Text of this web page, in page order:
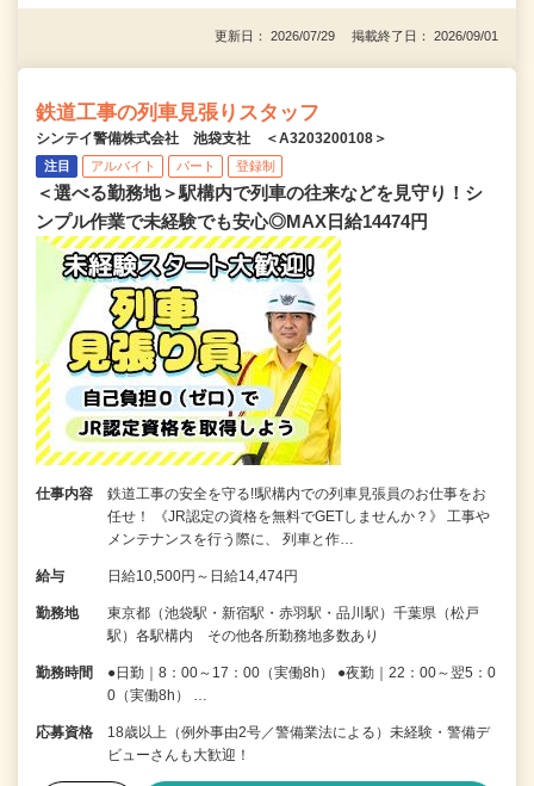
更新日： 2026/07/29 掲載終了日： 2026/09/01
鉄道工事の列車見張りスタッフ
シンテイ警備株式会社 池袋支社 ＜A3203200108＞
注目 アルバイト パート 登録制
＜選べる勤務地＞駅構内で列車の往来などを見守り！シ
ンプル作業で未経験でも安心◎MAX日給14474円
仕事内容
鉄道工事の安全を守る!!駅構内での列車見張員のお仕事をお
任せ！ 《JR認定の資格を無料でGETしませんか？》 工事や
メンテナンスを行う際に、 列車と作…
給与 日給10,500円～日給14,474円
勤務地
東京都（池袋駅・新宿駅・赤羽駅・品川駅）千葉県（松戸
駅）各駅構内 その他各所勤務地多数あり
勤務時間
●日勤｜8：00～17：00（実働8h） ●夜勤｜22：00～翌5：0
0（実働8h） …
応募資格
18歳以上（例外事由2号／警備業法による）未経験・警備デ
ビューさんも大歓迎！